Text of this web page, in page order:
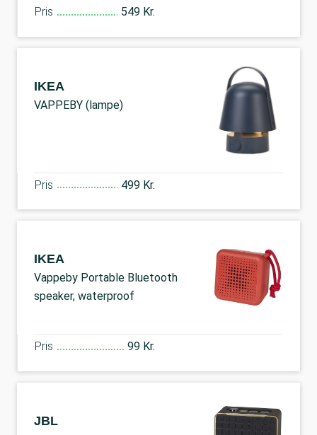
Pris 549 Kr.
IKEA
VAPPEBY (lampe)
Pris 499 Kr.
IKEA
Vappeby Portable Bluetooth
speaker, waterproof
Pris 99 Kr.
JBL